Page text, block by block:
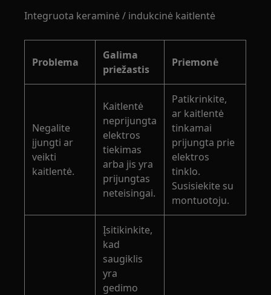
Integruota keraminė / indukcinė kaitlentė
Problema
Galima
priežastis
Priemonė
Negalite
įjungti ar
veikti
kaitlentė.
Kaitlentė
neprijungta
elektros
tiekimas
arba jis yra
prijungtas
neteisingai.
Patikrinkite,
ar kaitlentė
tinkamai
prijungta prie
elektros
tinklo.
Susisiekite su
montuotoju.
Įsitikinkite,
kad
saugiklis
yra
gedimo